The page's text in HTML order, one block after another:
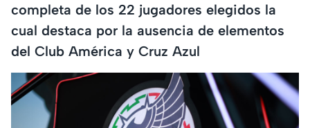
completa de los 22 jugadores elegidos la
cual destaca por la ausencia de elementos
del Club América y Cruz Azul